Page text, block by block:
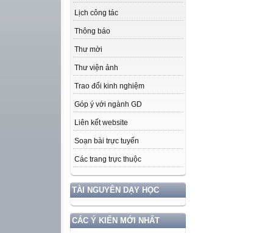
Lịch công tác
Thông báo
Thư mời
Thư viện ảnh
Trao đổi kinh nghiệm
Góp ý với ngành GD
Liên kết website
Soạn bài trực tuyến
Các trang trực thuộc
TÀI NGUYÊN DẠY HỌC
CÁC Ý KIẾN MỚI NHẤT